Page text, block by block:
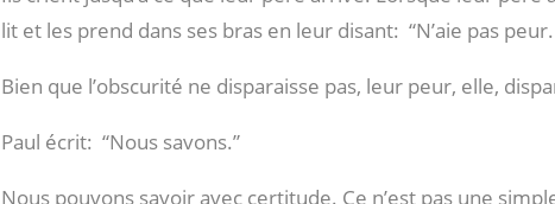
lit et les prend dans ses bras en leur disant: “N’aie pas
Bien que l’obscurité ne disparaisse pas, leur peur, elle,
Paul écrit: “Nous savons.”
Nous pouvons savoir avec certitude. Ce n’est pas une